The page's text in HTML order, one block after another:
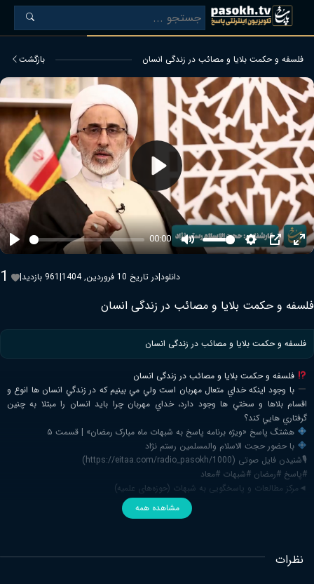
فلسفه و حكمت بلايا و مصائب در زندگی انسان بازگشت
Play
00:00
Mute SettingsPIP
Play
1 | 961 بازدید| در تاریخ 10 فروردین, 1404|دانلود
فلسفه و حكمت بلايا و مصائب در زندگی انسان
فلسفه و حكمت بلايا و مصائب در زندگی انسان
فلسفه و حكمت بلايا و مصائب در زندگی انسان
با وجود اينكه خداي متعال مهربان است ولي مي بينيم كه در زندگي انسان ها انوع و
اقسام بلاها و سختي ها وجود دارد، خداي مهربان چرا بايد انسان را مبتلا به چنين
گرفتاري هايي كند؟
هشتگ پاسخ «ویژه برنامه پاسخ به شبهات ماه مبارک رمضان» | قسمت ۵
با حضور حجت الاسلام والمسلمین رستم نژاد
🎙شنیدن فایل صوتی (https://eitaa.com/radio_pasokh/1000)
#پاسخ #رمضان #شبهات #معاد
◄مرکز مطالعات و پاسخگویی به شبهات (حوزه‌های علمیه)
مشاهده همه
نظرات